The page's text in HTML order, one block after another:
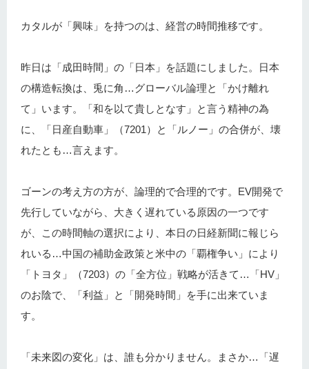
カタルが「興味」を持つのは、経営の時間推移です。
昨日は「成田時間」の「日本」を話題にしました。日本
の構造転換は、兎に角…グローバル論理と「かけ離れ
て」います。「和を以て貴しとなす」と言う精神の為
に、「日産自動車」（7201）と「ルノー」の合併が、壊
れたとも…言えます。
ゴーンの考え方の方が、論理的で合理的です。EV開発で
先行していながら、大きく遅れている原因の一つです
が、この時間軸の選択により、本日の日経新聞に報じら
れいる…中国の補助金政策と米中の「覇権争い」により
「トヨタ」（7203）の「全方位」戦略が活きて…「HV」
のお陰で、「利益」と「開発時間」を手に出来ていま
す。
「未来図の変化」は、誰も分かりません。まさか…「遅